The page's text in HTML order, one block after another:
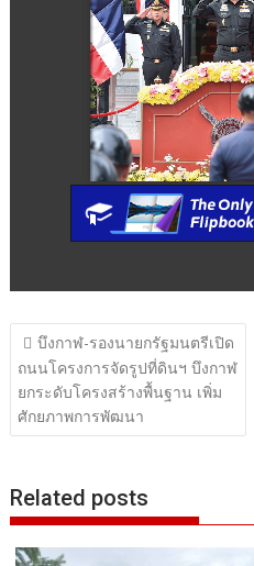
แนะแนว
เรื่อง
บึงกาฬ-รองนายกรัฐมนตรีเปิด
ถนนโครงการจัดรูปที่ดินฯ บึงกาฬ
ยกระดับโครงสร้างพื้นฐาน เพิ่ม
ศักยภาพการพัฒนา
Related posts